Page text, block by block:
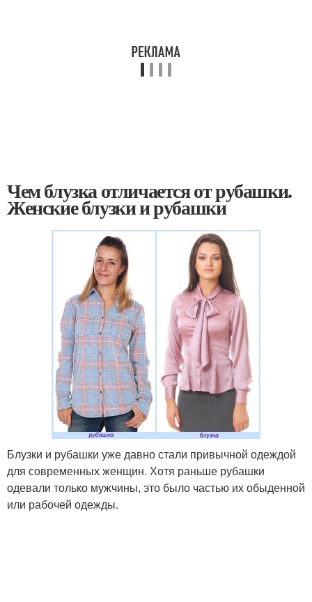
Чем блузка отличается от рубашки.
Женские блузки и рубашки
Блузки и рубашки уже давно стали привычной одеждой
для современных женщин. Хотя раньше рубашки
одевали только мужчины, это было частью их обыденной
или рабочей одежды.